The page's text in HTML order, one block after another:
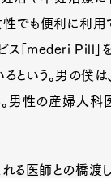
でも便利に利用
ス「mederi Pill」
という。男の僕
男性の産婦人科
れる医師との橋渡